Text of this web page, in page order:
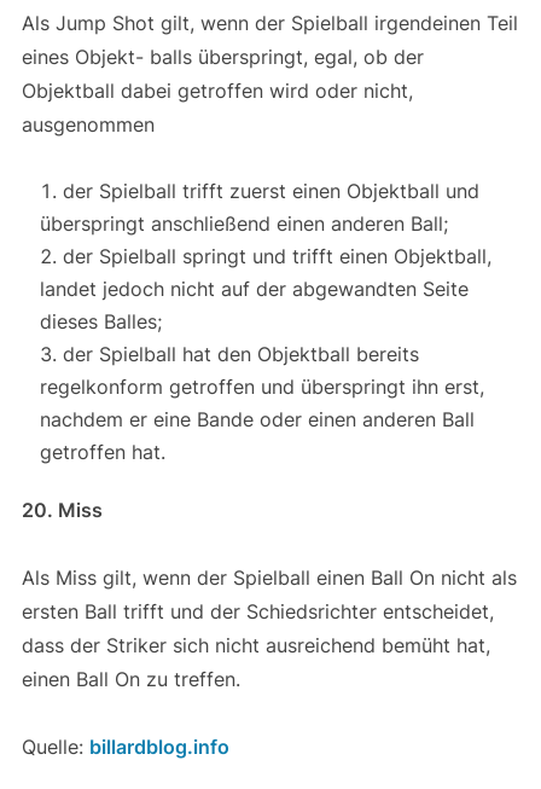
Als Jump Shot gilt, wenn der Spielball irgendeinen Teil
eines Objekt- balls überspringt, egal, ob der
Objektball dabei getroffen wird oder nicht,
ausgenommen
der Spielball trifft zuerst einen Objektball und
überspringt anschließend einen anderen Ball;
der Spielball springt und trifft einen Objektball,
landet jedoch nicht auf der abgewandten Seite
dieses Balles;
der Spielball hat den Objektball bereits
regelkonform getroffen und überspringt ihn erst,
nachdem er eine Bande oder einen anderen Ball
getroffen hat.
20. Miss
Als Miss gilt, wenn der Spielball einen Ball On nicht als
ersten Ball trifft und der Schiedsrichter entscheidet,
dass der Striker sich nicht ausreichend bemüht hat,
einen Ball On zu treffen.
Quelle: billardblog.info